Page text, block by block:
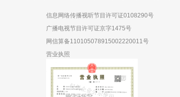
信息网络传播视听节目许可证0108290号
广播电视节目许可证京字1475号
网信算备110105078915002220011号
营业执照